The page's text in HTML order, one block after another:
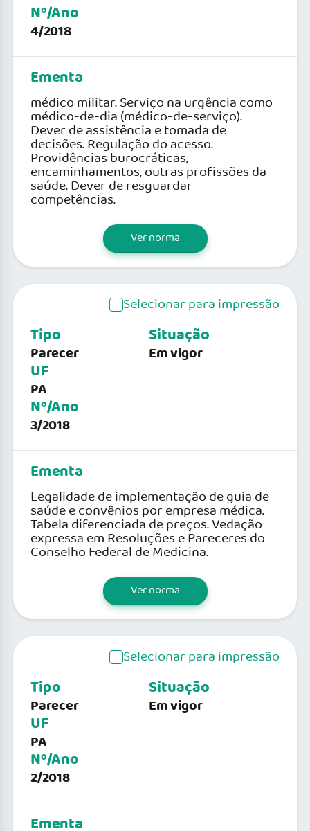
Nº/Ano
4/2018
Ementa
médico militar. Serviço na urgência como
médico-de-dia (médico-de-serviço).
Dever de assistência e tomada de
decisões. Regulação do acesso.
Providências burocráticas,
encaminhamentos, outras profissões da
saúde. Dever de resguardar
competências.
Ver norma
Selecionar para impressão
Tipo
Parecer
UF
PA
Nº/Ano
3/2018
Situação
Em vigor
Ementa
Legalidade de implementação de guia de
saúde e convênios por empresa médica.
Tabela diferenciada de preços. Vedação
expressa em Resoluções e Pareceres do
Conselho Federal de Medicina.
Ver norma
Selecionar para impressão
Tipo
Parecer
UF
PA
Nº/Ano
2/2018
Situação
Em vigor
Ementa